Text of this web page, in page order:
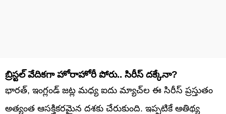
బ్రిస్టల్ వేదికగా హోరాహోరీ పోరు.. సిరీస్ దక్కేనా?
భారత్, ఇంగ్లండ్ జట్ల మధ్య ఐదు మ్యాచ్‌ల ఈ సిరీస్ ప్రస్తుతం
అత్యంత ఆసక్తికరమైన దశకు చేరుకుంది. ఇప్పటికే ఆతిథ్య